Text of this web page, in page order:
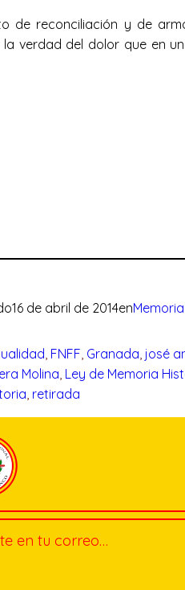
reconciliación y de
verdad del dolor que en
16 de abril de 2014en
, FNFF, Granada, josé
Molina, Ley de Memoria
, retirada
en tu correo…